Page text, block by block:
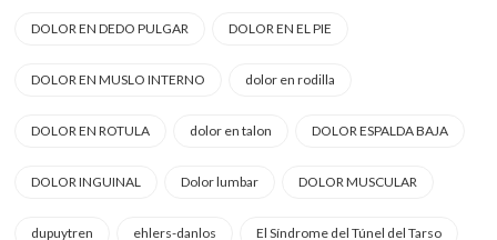
DOLOR EN DEDO PULGAR DOLOR EN EL PIE
DOLOR EN MUSLO INTERNO dolor en rodilla
DOLOR EN ROTULA dolor en talon DOLOR ESPALDA BAJA
DOLOR INGUINAL Dolor lumbar DOLOR MUSCULAR
dupuytren ehlers-danlos El Síndrome del Túnel del Tarso